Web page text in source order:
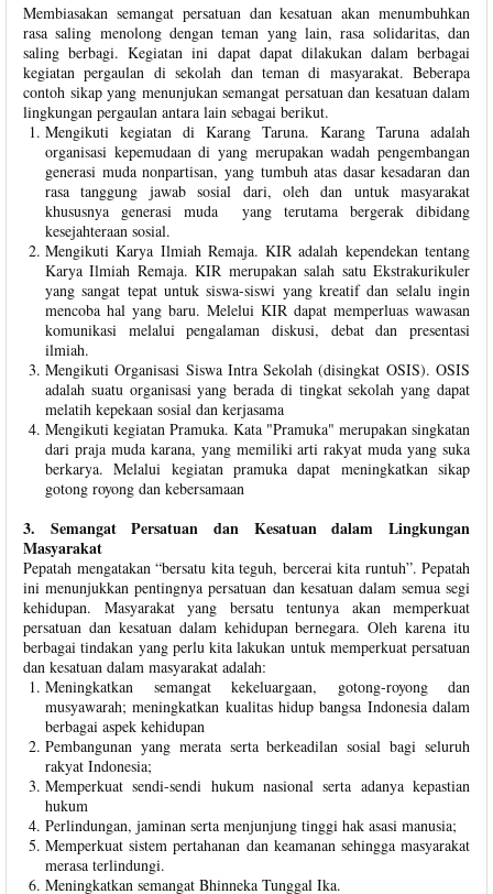
Membiasakan semangat persatuan dan kesatuan akan menumbuhkan
rasa saling menolong dengan teman yang lain, rasa solidaritas, dan
saling berbagi. Kegiatan ini dapat dapat dilakukan dalam berbagai
kegiatan pergaulan di sekolah dan teman di masyarakat. Beberapa
contoh sikap yang menunjukan semangat persatuan dan kesatuan dalam
lingkungan pergaulan antara lain sebagai berikut.
Mengikuti kegiatan di Karang Taruna. Karang Taruna adalah
organisasi kepemudaan di yang merupakan wadah pengembangan
generasi muda nonpartisan, yang tumbuh atas dasar kesadaran dan
rasa tanggung jawab sosial dari, oleh dan untuk masyarakat
khususnya generasi muda yang terutama bergerak dibidang
kesejahteraan sosial.
Mengikuti Karya Ilmiah Remaja. KIR adalah kependekan tentang
Karya Ilmiah Remaja. KIR merupakan salah satu Ekstrakurikuler
yang sangat tepat untuk siswa-siswi yang kreatif dan selalu ingin
mencoba hal yang baru. Melelui KIR dapat memperluas wawasan
komunikasi melalui pengalaman diskusi, debat dan presentasi
ilmiah.
Mengikuti Organisasi Siswa Intra Sekolah (disingkat OSIS). OSIS
adalah suatu organisasi yang berada di tingkat sekolah yang dapat
melatih kepekaan sosial dan kerjasama
Mengikuti kegiatan Pramuka. Kata "Pramuka" merupakan singkatan
dari praja muda karana, yang memiliki arti rakyat muda yang suka
berkarya. Melalui kegiatan pramuka dapat meningkatkan sikap
gotong royong dan kebersamaan
3. Semangat Persatuan dan Kesatuan dalam Lingkungan
Masyarakat
Pepatah mengatakan “bersatu kita teguh, bercerai kita runtuh”. Pepatah
ini menunjukkan pentingnya persatuan dan kesatuan dalam semua segi
kehidupan. Masyarakat yang bersatu tentunya akan memperkuat
persatuan dan kesatuan dalam kehidupan bernegara. Oleh karena itu
berbagai tindakan yang perlu kita lakukan untuk memperkuat persatuan
dan kesatuan dalam masyarakat adalah:
Meningkatkan semangat kekeluargaan, gotong-royong dan
musyawarah; meningkatkan kualitas hidup bangsa Indonesia dalam
berbagai aspek kehidupan
Pembangunan yang merata serta berkeadilan sosial bagi seluruh
rakyat Indonesia;
Memperkuat sendi-sendi hukum nasional serta adanya kepastian
hukum
Perlindungan, jaminan serta menjunjung tinggi hak asasi manusia;
Memperkuat sistem pertahanan dan keamanan sehingga masyarakat
merasa terlindungi.
Meningkatkan semangat Bhinneka Tunggal Ika.